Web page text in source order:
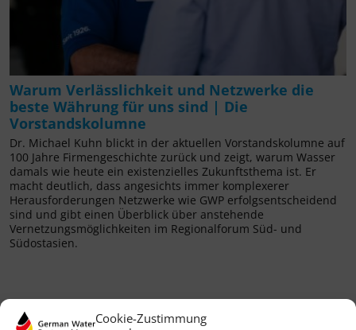
Cookie-Zustimmung
Warum Verlässlichkeit und Netzwerke die
beste Währung für uns sind | Die
Vorstandskolumne
Dr. Michael Kuhn blickt in der aktuellen Vorstandskolumne auf
100 Jahre Firmengeschichte zurück und zeigt, warum Wasser
damals wie heute ein existenzielles Zukunftsthema ist. Er
macht deutlich, dass angesichts immer komplexerer
Herausforderungen Netzwerke wie GWP erfolgsentscheidend
sind und gibt einen Überblick über anstehende
Vernetzungsmöglichkeiten im Regionalforum Süd- und
Südostasien.